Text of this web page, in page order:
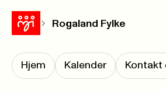
Rogaland Fylke
Hjem Kalender Kontakt